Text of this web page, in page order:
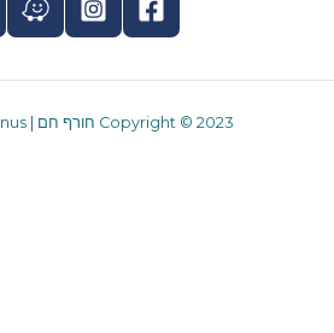
Copyright © 2023 חורף חם | Made by Platinus